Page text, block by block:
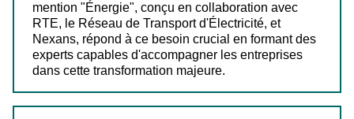
mention "Énergie", conçu en collaboration avec
RTE, le Réseau de Transport d'Électricité, et
Nexans, répond à ce besoin crucial en formant des
experts capables d'accompagner les entreprises
dans cette transformation majeure.